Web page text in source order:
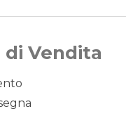
di Vendita